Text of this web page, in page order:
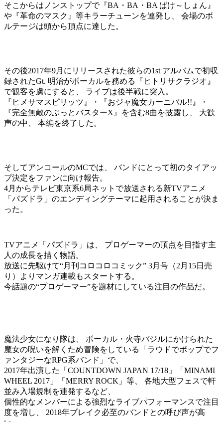
そこからはノンストップで『BA・BA・BA ばけ～しょん』
や『革命のマスク』等キラーチューンを連発し、 会場のボ
ルテージは頭から頂点に達した。
その後2017年9月にリリースされた彼らの1st アルバムで初収
録されたGt. 明治がボーカルを務める『ヒトリサクラジオ』
で観客を虜にすると、 ライブは後半戦に突入。
『ヒメサマスピリッツ』・『おジャ魔女カーニバル!!』・
『完全無敵のぶっとバスターX』を含む8曲を披露し、 大歓
声の中、 本編を終了した。
そしてアンコールのMCでは、 バンドにとって初のタイアッ
プ決定をファンに向け報告。
4月からテレビ東京系6局ネットで放送される新TVアニメ
「パズドラ」のエンディングテーマに起用されることが決ま
った。
TVアニメ「パズドラ」は、 プロゲーマーの頂点を目指す主
人の成長を描く物語。
放送に先駆けて“月刊コロコロコミック” 3月号（2月15日売
り）よりマンガ連載もスタートする。
今話題の“プロゲーマー”を題材にしている注目の作品だ。
魔法少女になり隊は、 ボーカル・火寺バジルにかけられた
魔女の呪いを解くため冒険をしている「ラウドでポップでフ
ァンタジーなRPG系バンド」で、
2017年出演した「COUNTDOWN JAPAN 17/18」「MINAMI
WHEEL 2017」「MERRY ROCK」等、 各地大型フェスで軒
並み入場規制を連発するなど、
個性的なメンバーによる強烈なライブパフォーマンスで注目
度を増し、 2018年ブレイク必至のバンドとの呼び声が高